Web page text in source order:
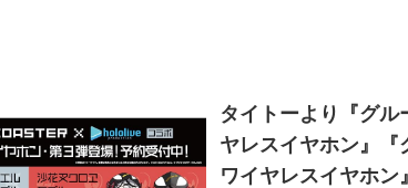
タイトーより『グル
ヤレスイヤホン』
ワイヤレスイヤホ